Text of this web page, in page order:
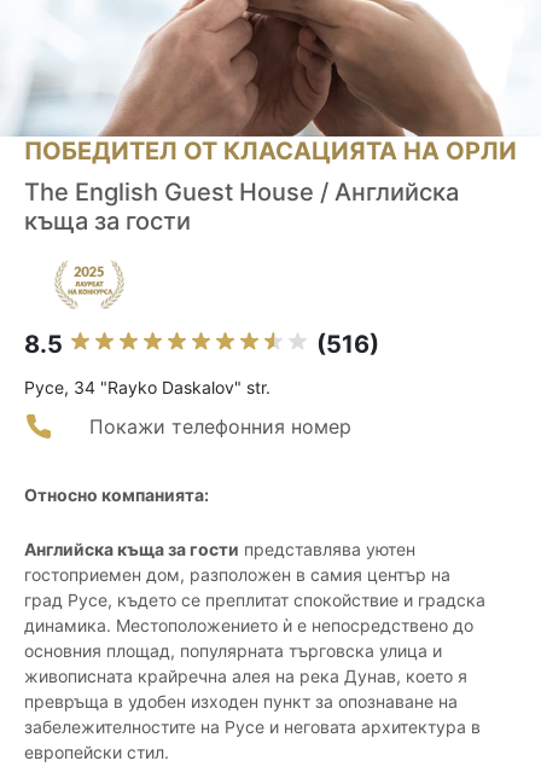
ПОБЕДИТЕЛ ОТ КЛАСАЦИЯТА НА ОРЛИ
The English Guest House / Английска
къща за гости
8.5 (516)
Русе, 34 "Rayko Daskalov" str.
Покажи телефонния номер
Относно компанията:
Английска къща за гости представлява уютен
гостоприемен дом, разположен в самия център на
град Русе, където се преплитат спокойствие и градска
динамика. Местоположението ѝ е непосредствено до
основния площад, популярната търговска улица и
живописната крайречна алея на река Дунав, което я
превръща в удобен изходен пункт за опознаване на
забележителностите на Русе и неговата архитектура в
европейски стил.